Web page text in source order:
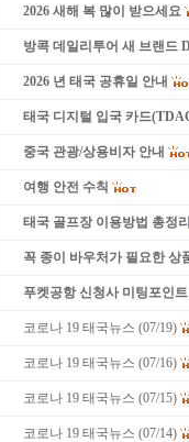
2026 새해 복 많이 받으세요
방콕 데일리투어 새 브랜드
2026 년 태국 공휴일 안내
태국 디지털 입국 카드
중국 관광/상용비자 안내
여행 안전 수칙
태국 골프장 이용방법 총정리
꼭 종이 바우처가 필요한 상
푸켓공항 신청사 미팅포인
코로나 19 태국뉴스 (07/19)
코로나 19 태국뉴스 (07/16)
코로나 19 태국뉴스 (07/15)
코로나 19 태국뉴스 (07/14)